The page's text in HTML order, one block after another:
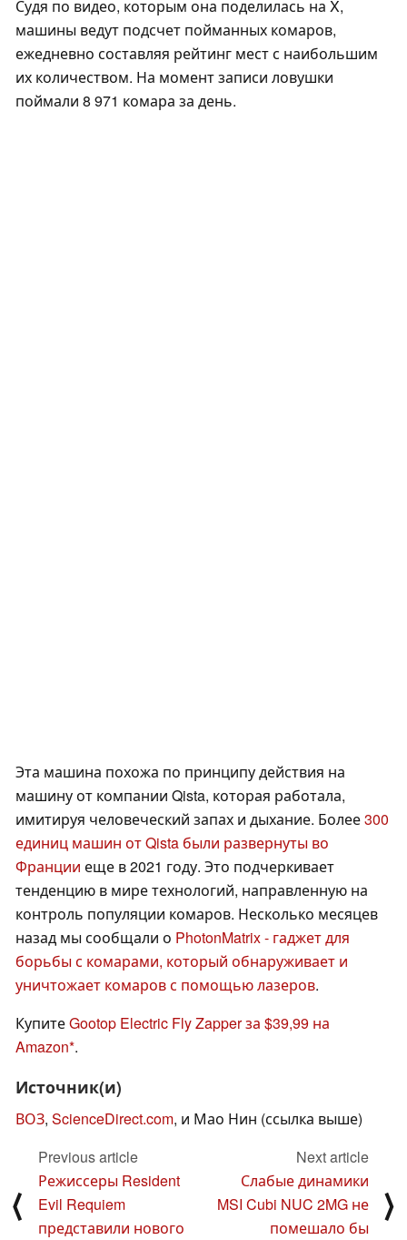
Судя по видео, которым она поделилась на X,
машины ведут подсчет пойманных комаров,
ежедневно составляя рейтинг мест с наибольшим
их количеством. На момент записи ловушки
поймали 8 971 комара за день.
Эта машина похожа по принципу действия на
машину от компании Qista, которая работала,
имитируя человеческий запах и дыхание. Более300
единиц машин от Qista были развернуты во
Франции еще в 2021 году. Это подчеркивает
тенденцию в мире технологий, направленную на
контроль популяции комаров. Несколько месяцев
назад мы сообщали о PhotonMatrix - гаджет для
борьбы с комарами, который обнаруживает и
уничтожает комаров с помощью лазеров.
КупитеGootop Electric Fly Zapper за $39,99 на
Amazon .
Источник(и)
ВОЗ, ScienceDirect.com, и Мао Нин (ссылка выше)
⟨
Previous article
Режиссеры Resident
Evil Requiem
представили нового
Next article
Слабые динамики
MSI Cubi NUC 2MG не
помешало бы
⟩